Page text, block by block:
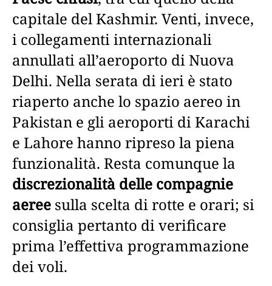
capitale del Kashmir. Venti, invece,
i collegamenti internazionali
annullati all’aeroporto di Nuova
Delhi. Nella serata di ieri è stato
riaperto anche lo spazio aereo in
Pakistan e gli aeroporti di Karachi
e Lahore hanno ripreso la piena
funzionalità. Resta comunque la
discrezionalità delle compagnie
aeree sulla scelta di rotte e orari; si
consiglia pertanto di verificare
prima l’effettiva programmazione
dei voli.